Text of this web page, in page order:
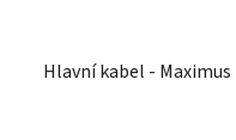
Hlavní kabel - Maximus